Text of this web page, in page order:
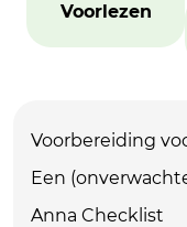
Voorlezen
Voorbereiding
Een
Anna Checklist